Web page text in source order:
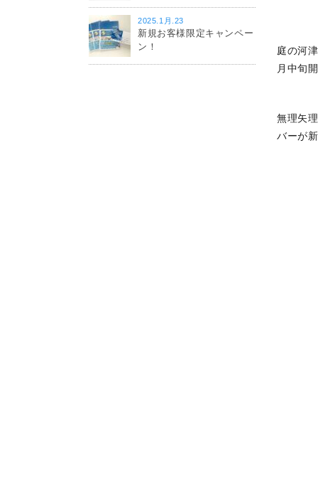
庭の河
月中旬
無理矢
バーが
2025.1月.23
新規お客様限定キャンペー
ン！